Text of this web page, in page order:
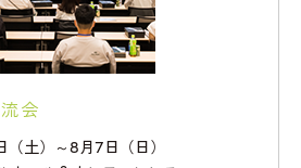
会
土）～8月7日（日）